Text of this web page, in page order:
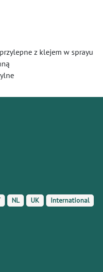
z klejem w sprayu
NL UK International